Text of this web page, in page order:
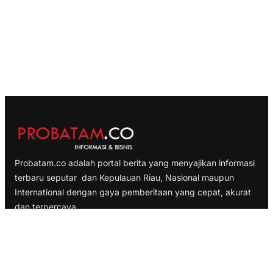
Probatam.co adalah portal berita yang menyajikan informasi
terbaru seputar dan Kepulauan Riau, Nasional maupun
International dengan gaya pemberitaan yang cepat, akurat
dan terpercaya